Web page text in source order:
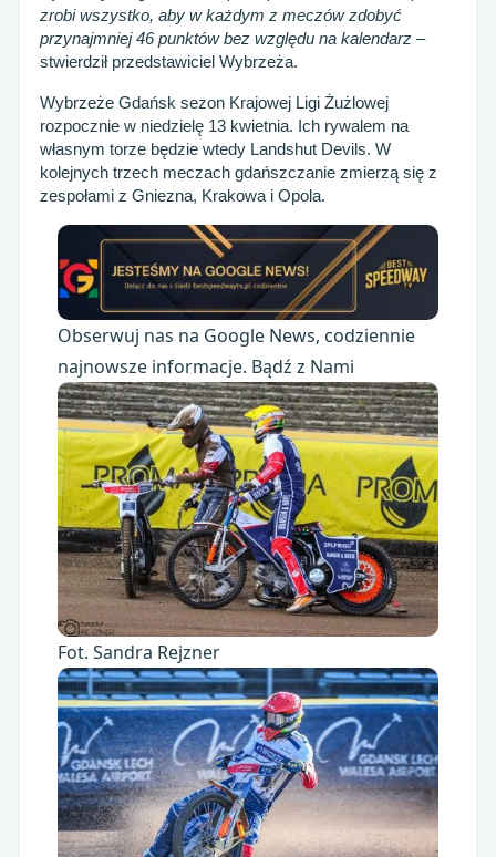
zrobi wszystko, aby w każdym z meczów zdobyć
przynajmniej 46 punktów bez względu na kalendarz –
stwierdził przedstawiciel Wybrzeża.
Wybrzeże Gdańsk sezon Krajowej Ligi Żużlowej
rozpocznie w niedzielę 13 kwietnia. Ich rywalem na
własnym torze będzie wtedy Landshut Devils. W
kolejnych trzech meczach gdańszczanie zmierzą się z
zespołami z Gniezna, Krakowa i Opola.
Obserwuj nas na Google News, codziennie
najnowsze informacje. Bądź z Nami
Fot. Sandra Rejzner